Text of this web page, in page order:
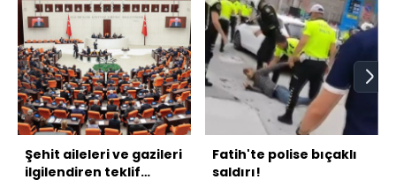
Şehit aileleri ve gazileri
ilgilendiren teklif
Fatih'te polise bıçaklı
saldırı!